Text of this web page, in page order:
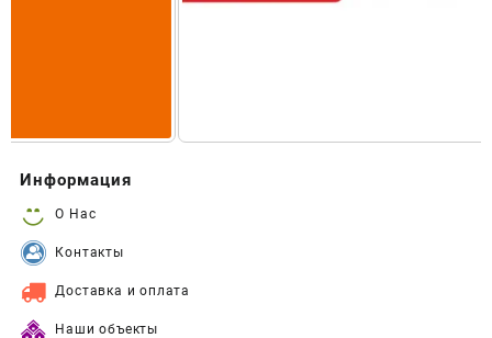
Информация
О Нас
Контакты
Доставка и оплата
Наши объекты